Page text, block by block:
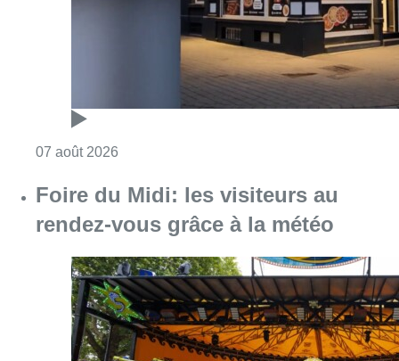
07 août 2026 Consulter l'article "Foire du Midi: les